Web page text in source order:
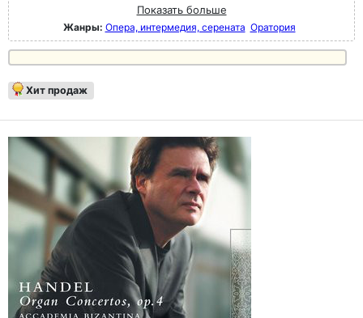
Показать больше
Жанры: Опера, интермедия, серената Оратория
Хит продаж